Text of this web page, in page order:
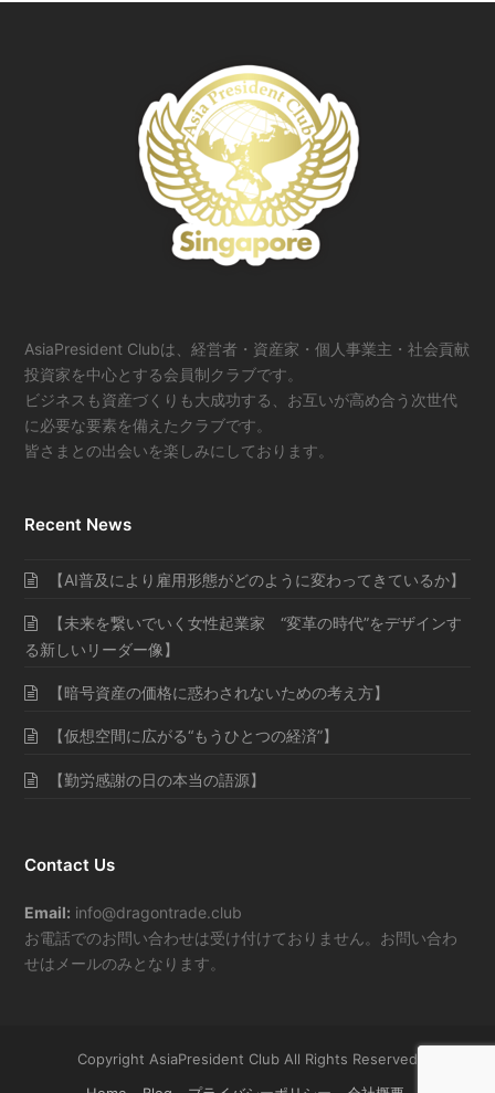
AsiaPresident Clubは、経営者・資産家・個人事業主・社会貢献
投資家を中心とする会員制クラブです。
ビジネスも資産づくりも大成功する、お互いが高め合う次世代
に必要な要素を備えたクラブです。
皆さまとの出会いを楽しみにしております。
Recent News
【AI普及により雇用形態がどのように変わってきているか】
【未来を繋いでいく女性起業家 “変革の時代”をデザインす
る新しいリーダー像】
【暗号資産の価格に惑わされないための考え方】
【仮想空間に広がる“もうひとつの経済”】
【勤労感謝の日の本当の語源】
Contact Us
Email: info@dragontrade.club
お電話でのお問い合わせは受け付けておりません。お問い合わ
せはメールのみとなります。
Copyright AsiaPresident Club All Rights Reserved